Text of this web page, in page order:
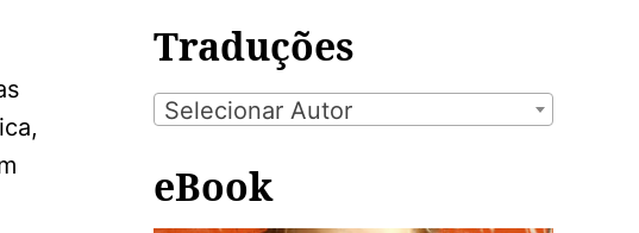
Traduções
Selecionar Autor
eBook